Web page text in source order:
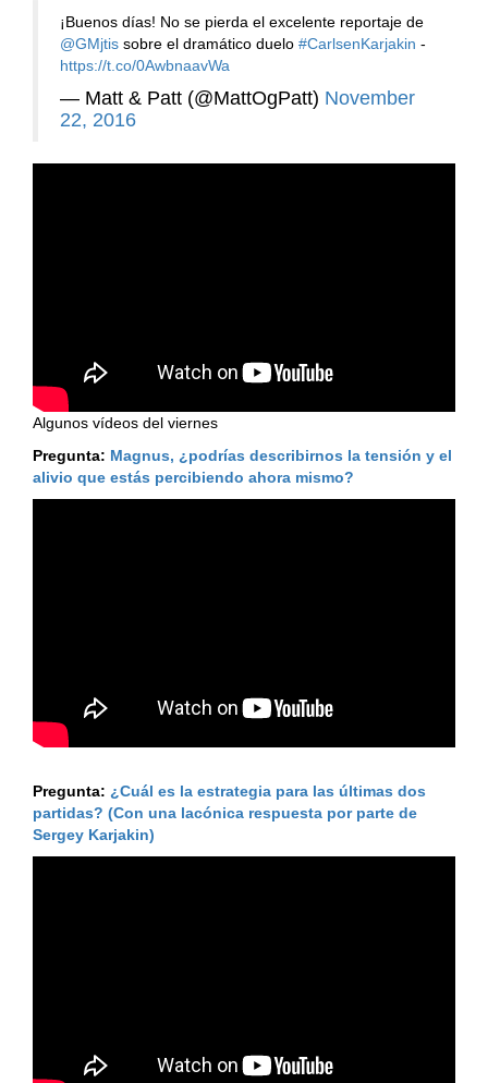
¡Buenos días! No se pierda el excelente reportaje de
@GMjtis sobre el dramático duelo #CarlsenKarjakin -
https://t.co/0AwbnaavWa
— Matt & Patt (@MattOgPatt) November
22, 2016
Algunos vídeos del viernes
Pregunta: Magnus, ¿podrías describirnos la tensión y el
alivio que estás percibiendo ahora mismo?
Pregunta: ¿Cuál es la estrategia para las últimas dos
partidas? (Con una lacónica respuesta por parte de
Sergey Karjakin)